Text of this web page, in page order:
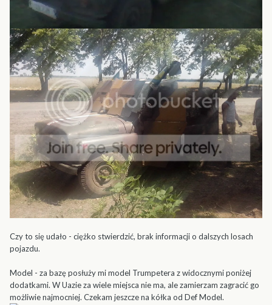
Czy to się udało - ciężko stwierdzić, brak informacji o dalszych losach
pojazdu.
Model - za bazę posłuży mi model Trumpetera z widocznymi poniżej
dodatkami. W Uazie za wiele miejsca nie ma, ale zamierzam zagracić go
możliwie najmocniej. Czekam jeszcze na kółka od Def Model.